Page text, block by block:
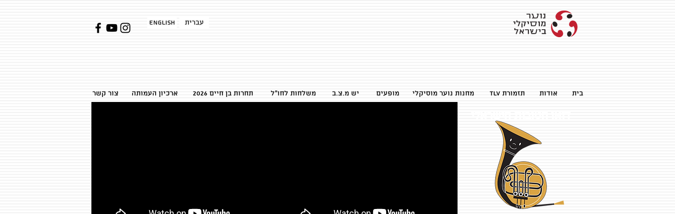
English עברית
צור קשר ארכיון העמותה 2026 תחרות בן חיים משלחות לחו״ל יש מ.צ.ב מופעים מחנות נוער מוסיקלי TLV תזמורת אודות בית